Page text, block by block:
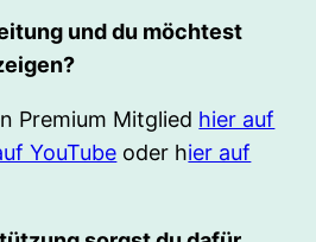
und du möchtest
Premium Mitglied hier auf
YouTube oder hier auf